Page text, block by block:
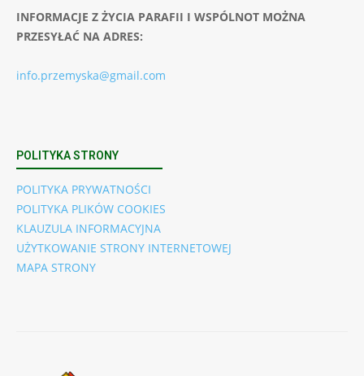
INFORMACJE Z ŻYCIA PARAFII I WSPÓLNOT MOŻNA
PRZESYŁAĆ NA ADRES:
info.przemyska@gmail.com
POLITYKA STRONY
POLITYKA PRYWATNOŚCI
POLITYKA PLIKÓW COOKIES
KLAUZULA INFORMACYJNA
UŻYTKOWANIE STRONY INTERNETOWEJ
MAPA STRONY